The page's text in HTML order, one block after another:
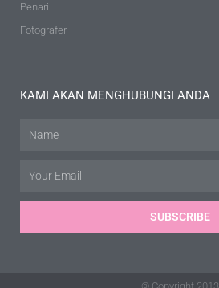
Penari
Fotografer
KAMI AKAN MENGHUBUNGI ANDA
SUBSCRIBE